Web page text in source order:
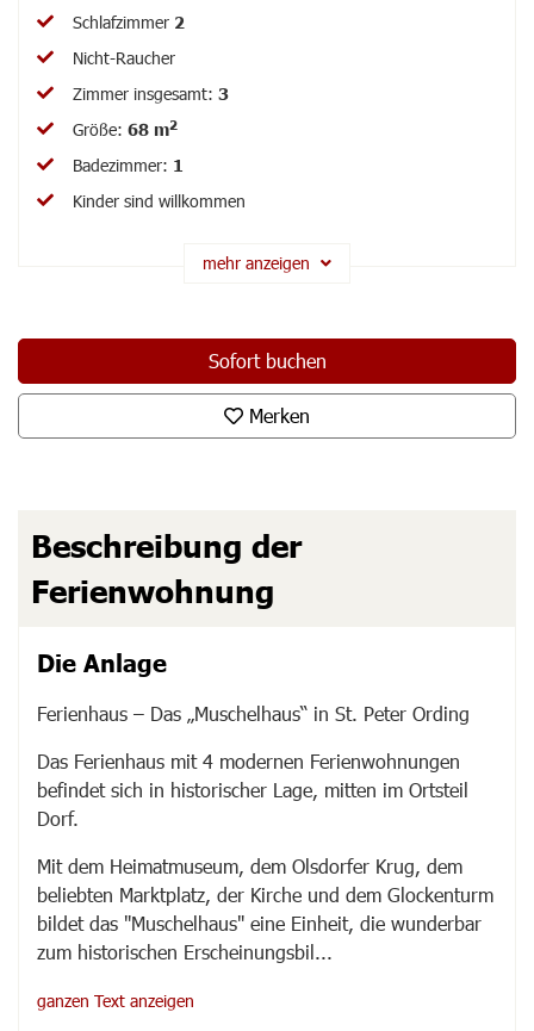
Schlafzimmer 2
Nicht-Raucher
Zimmer insgesamt: 3
Größe: 68 m2
Badezimmer: 1
Kinder sind willkommen
mehr anzeigen
Sofort buchen
Merken
Beschreibung der
Ferienwohnung
Die Anlage
Ferienhaus – Das „Muschelhaus“ in St. Peter Ording
Das Ferienhaus mit 4 modernen Ferienwohnungen
befindet sich in historischer Lage, mitten im Ortsteil
Dorf.
Mit dem Heimatmuseum, dem Olsdorfer Krug, dem
beliebten Marktplatz, der Kirche und dem Glockenturm
bildet das "Muschelhaus" eine Einheit, die wunderbar
zum historischen Erscheinungsbil...
ganzen Text anzeigen